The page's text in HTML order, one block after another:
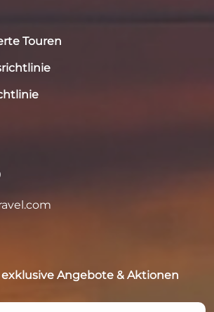
Touren
Angebote & Aktionen